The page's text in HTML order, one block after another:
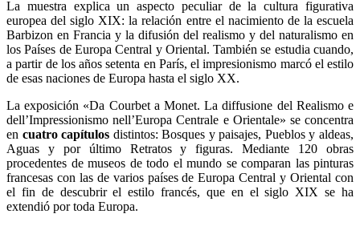
La muestra explica un aspecto peculiar de la cultura figurativa
europea del siglo XIX: la relación entre el nacimiento de la escuela
Barbizon en Francia y la difusión del realismo y del naturalismo en
los Países de Europa Central y Oriental. También se estudia cuando,
a partir de los años setenta en París, el impresionismo marcó el estilo
de esas naciones de Europa hasta el siglo XX.
La exposición «Da Courbet a Monet. La diffusione del Realismo e
dell’Impressionismo nell’Europa Centrale e Orientale» se concentra
en cuatro capítulos distintos: Bosques y paisajes, Pueblos y aldeas,
Aguas y por último Retratos y figuras. Mediante 120 obras
procedentes de museos de todo el mundo se comparan las pinturas
francesas con las de varios países de Europa Central y Oriental con
el fin de descubrir el estilo francés, que en el siglo XIX se ha
extendió por toda Europa.